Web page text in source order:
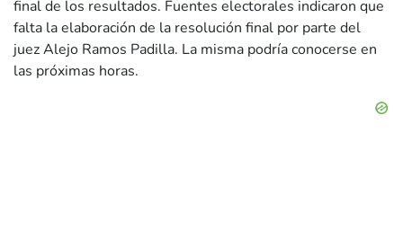
final de los resultados. Fuentes electorales indicaron que
falta la elaboración de la resolución final por parte del
juez Alejo Ramos Padilla. La misma podría conocerse en
las próximas horas.